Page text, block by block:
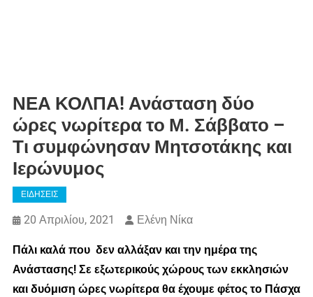
ΝΕΑ ΚΟΛΠΑ! Ανάσταση δύο
ώρες νωρίτερα το Μ. Σάββατο –
Τι συμφώνησαν Μητσοτάκης και
Ιερώνυμος
ΕΙΔΗΣΕΙΣ
20 Απριλίου, 2021 Ελένη Νίκα
Πάλι καλά που δεν αλλάξαν και την ημέρα της
Ανάστασης! Σε εξωτερικούς χώρους των εκκλησιών
και δυόμιση ώρες νωρίτερα θα έχουμε φέτος το Πάσχα